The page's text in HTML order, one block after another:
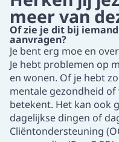
meer van
Of zie je dit bij
aanvragen?
Je bent erg moe en
Je hebt problemen op
en wonen. Of je hebt
mentale gezondheid
betekent. Het kan ook
dagelijkse dingen of
Cliëntondersteuning